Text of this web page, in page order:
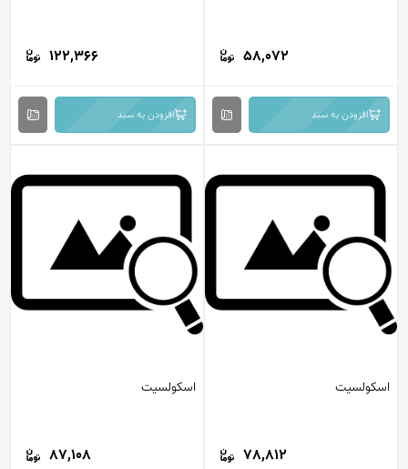
58,072
افزودن به سبد
122,366
افزودن به سبد
اسکولسیت
78,812
اسکولسیت
87,108